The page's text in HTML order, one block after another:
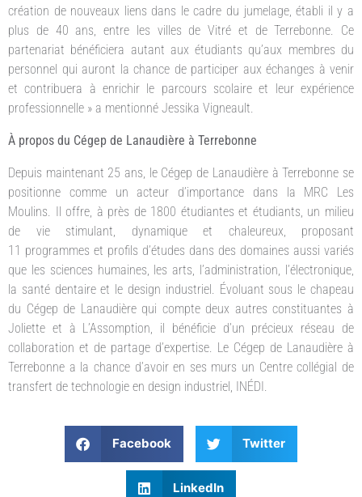
création de nouveaux liens dans le cadre du jumelage, établi il y a
plus de 40 ans, entre les villes de Vitré et de Terrebonne. Ce
partenariat bénéficiera autant aux étudiants qu’aux membres du
personnel qui auront la chance de participer aux échanges à venir
et contribuera à enrichir le parcours scolaire et leur expérience
professionnelle » a mentionné Jessika Vigneault.
À propos du Cégep de Lanaudière à Terrebonne
Depuis maintenant 25 ans, le Cégep de Lanaudière à Terrebonne se
positionne comme un acteur d’importance dans la MRC Les
Moulins. Il offre, à près de 1800 étudiantes et étudiants, un milieu
de vie stimulant, dynamique et chaleureux, proposant
11 programmes et profils d’études dans des domaines aussi variés
que les sciences humaines, les arts, l’administration, l’électronique,
la santé dentaire et le design industriel. Évoluant sous le chapeau
du Cégep de Lanaudière qui compte deux autres constituantes à
Joliette et à L’Assomption, il bénéficie d’un précieux réseau de
collaboration et de partage d’expertise. Le Cégep de Lanaudière à
Terrebonne a la chance d’avoir en ses murs un Centre collégial de
transfert de technologie en design industriel, INÉDI.
Facebook Twitter
LinkedIn